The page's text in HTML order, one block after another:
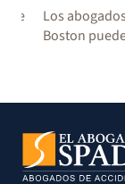
de
Los
Boston